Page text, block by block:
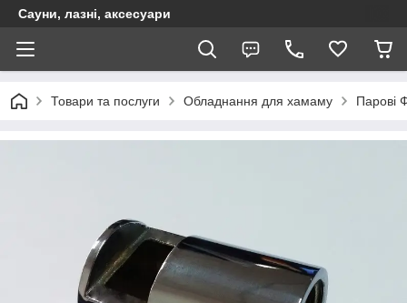
Сауни, лазні, аксесуари
Товари та послуги Обладнання для хамаму Парові